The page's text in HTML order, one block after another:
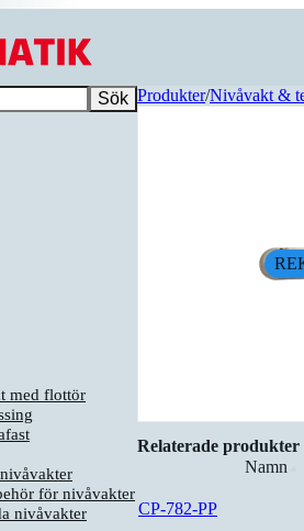
Sök
med flottör
för nivåvakter
nivåvakter
Produkter/Nivåvakt &
Relaterade produkter
Namn
CP-782-PP